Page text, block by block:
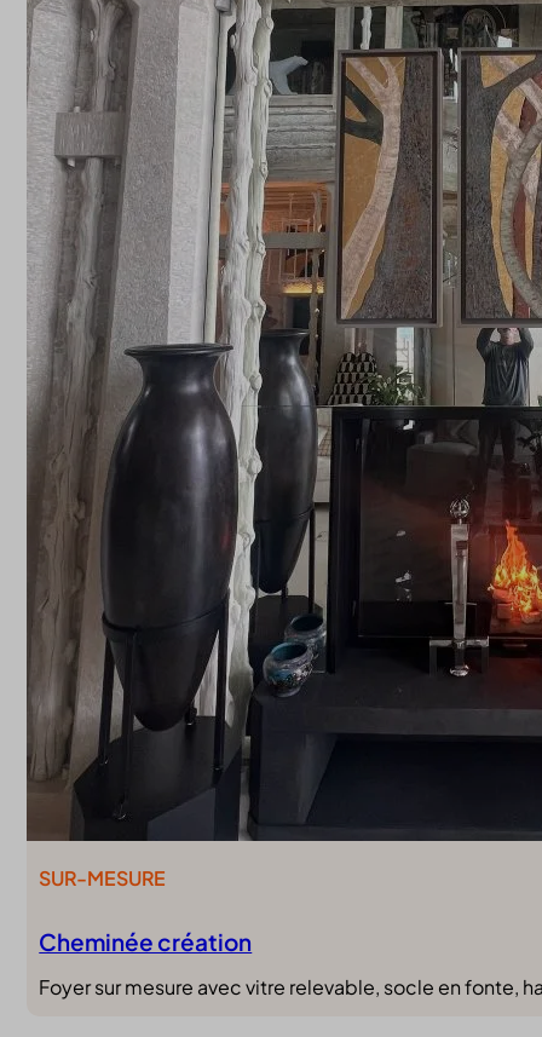
Cheminée création
SUR-MESURE
Foyer sur mesure avec vitre relevable, socle en fonte,